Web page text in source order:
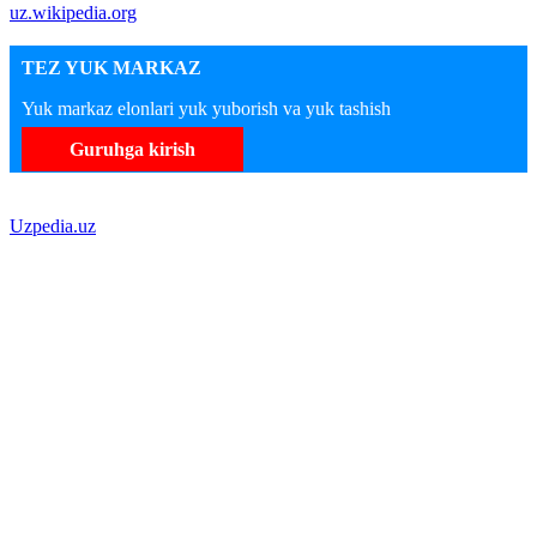
uz.wikipedia.org
TEZ YUK MARKAZ
Yuk markaz elonlari yuk yuborish va yuk tashish
Guruhga kirish
Uzpedia.uz